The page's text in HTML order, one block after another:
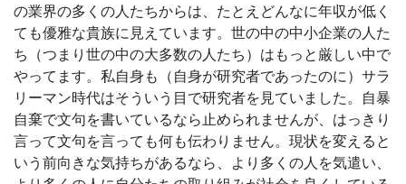
の業界の多くの人たちからは、たとえどんなに年収が低く
ても優雅な貴族に見えています。世の中の中小企業の人た
ち（つまり世の中の大多数の人たち）はもっと厳しい中で
やってます。私自身も（自身が研究者であったのに）サラ
リーマン時代はそういう目で研究者を見ていました。自暴
自棄で文句を書いているなら止められませんが、はっきり
言って文句を言っても何も伝わりません。現状を変えると
いう前向きな気持ちがあるなら、より多くの人を気遣い、